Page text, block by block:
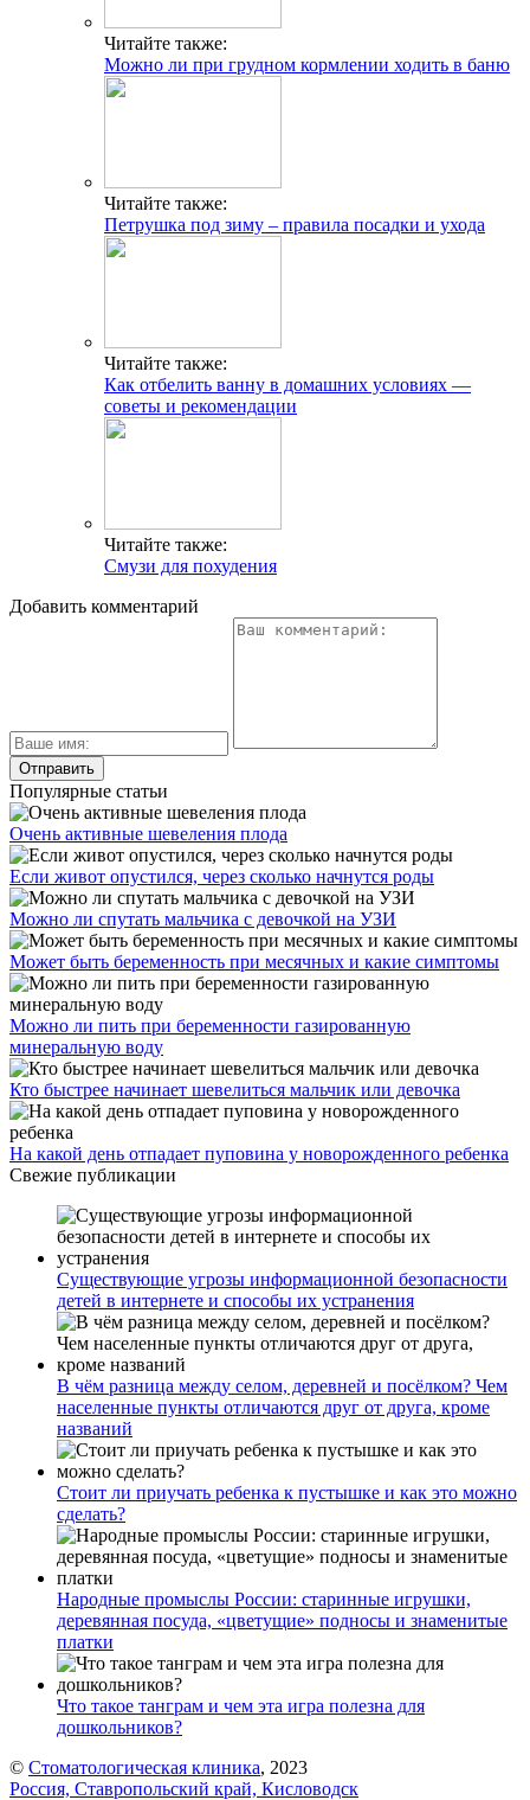
Читайте также:
Можно ли при грудном кормлении ходить в баню
Читайте также:
Петрушка под зиму – правила посадки и ухода
Читайте также:
Как отбелить ванну в домашних условиях —
советы и рекомендации
Читайте также:
Смузи для похудения
Добавить комментарий
Популярные статьи
Очень активные шевеления плода
Если живот опустился, через сколько начнутся роды
Можно ли спутать мальчика с девочкой на УЗИ
Может быть беременность при месячных и какие симптомы
Можно ли пить при беременности газированную
минеральную воду
Кто быстрее начинает шевелиться мальчик или девочка
На какой день отпадает пуповина у новорожденного ребенка
Свежие публикации
Существующие угрозы информационной безопасности
детей в интернете и способы их устранения
В чём разница между селом, деревней и посёлком? Чем
населенные пункты отличаются друг от друга, кроме
названий
Стоит ли приучать ребенка к пустышке и как это можно
сделать?
Народные промыслы России: старинные игрушки,
деревянная посуда, «цветущие» подносы и знаменитые
платки
Что такое танграм и чем эта игра полезна для
дошкольников?
© Стоматологическая клиника, 2023
Россия, Ставропольский край, Кисловодск